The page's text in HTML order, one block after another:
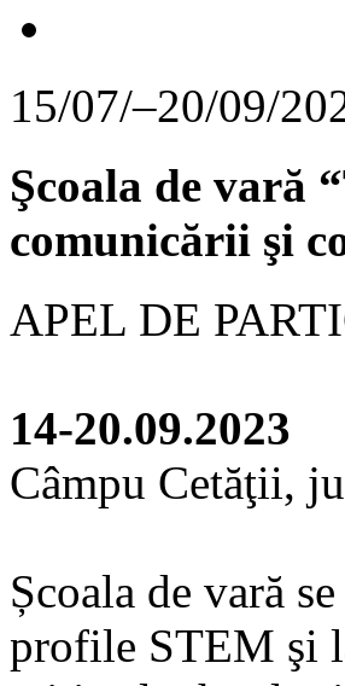
15/07/–20/09/
Şcoala de vară
comunicării şi
APEL DE
14-20.09.2023
Câmpu Cetăţii,
Școala de vară
profile STEM şi